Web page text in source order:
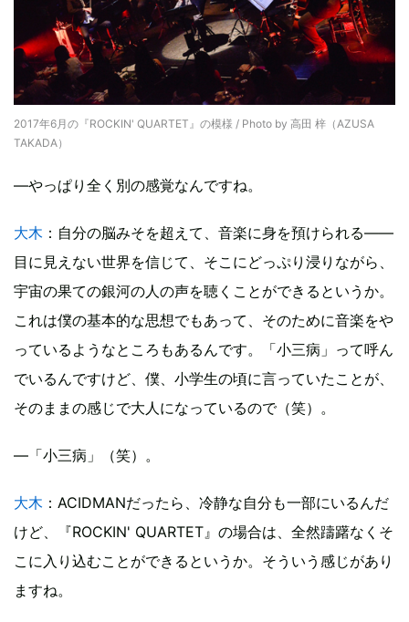
2017年6月の『ROCKIN' QUARTET』の模様 / Photo by 高田 梓（AZUSA
TAKADA）
—やっぱり全く別の感覚なんですね。
大木 ：自分の脳みそを超えて、音楽に身を預けられる――
目に見えない世界を信じて、そこにどっぷり浸りながら、
宇宙の果ての銀河の人の声を聴くことができるというか。
これは僕の基本的な思想でもあって、そのために音楽をや
っているようなところもあるんです。「小三病」って呼ん
でいるんですけど、僕、小学生の頃に言っていたことが、
そのままの感じで大人になっているので（笑）。
—「小三病」（笑）。
大木 ：ACIDMANだったら、冷静な自分も一部にいるんだ
けど、『ROCKIN' QUARTET』の場合は、全然躊躇なくそ
こに入り込むことができるというか。そういう感じがあり
ますね。